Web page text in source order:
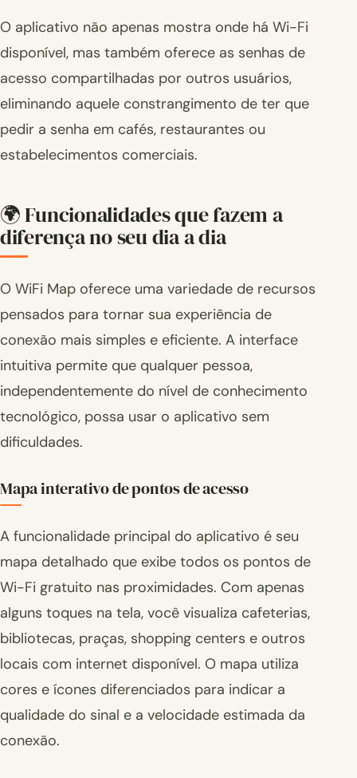
O aplicativo não apenas mostra onde há Wi-Fi
disponível, mas também oferece as senhas de
acesso compartilhadas por outros usuários,
eliminando aquele constrangimento de ter que
pedir a senha em cafés, restaurantes ou
estabelecimentos comerciais.
🌍 Funcionalidades que fazem a
diferença no seu dia a dia
O WiFi Map oferece uma variedade de recursos
pensados para tornar sua experiência de
conexão mais simples e eficiente. A interface
intuitiva permite que qualquer pessoa,
independentemente do nível de conhecimento
tecnológico, possa usar o aplicativo sem
dificuldades.
Mapa interativo de pontos de acesso
A funcionalidade principal do aplicativo é seu
mapa detalhado que exibe todos os pontos de
Wi-Fi gratuito nas proximidades. Com apenas
alguns toques na tela, você visualiza cafeterias,
bibliotecas, praças, shopping centers e outros
locais com internet disponível. O mapa utiliza
cores e ícones diferenciados para indicar a
qualidade do sinal e a velocidade estimada da
conexão.